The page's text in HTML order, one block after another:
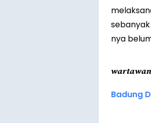
nya
wartawan
Badung